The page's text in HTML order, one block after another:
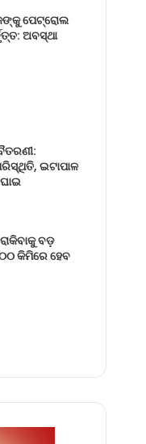
ପେଟ୍ରୋଲ
ଅବସ୍ଥା
ଇଟାପାଳ
ବଡ଼
କିମିରେ ହେବ